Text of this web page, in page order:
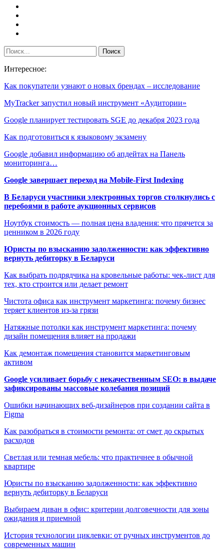
Интересное:
Как покупатели узнают о новых брендах – исследование
MyTracker запустил новый инструмент «Аудитории»
Google планирует тестировать SGE до декабря 2023 года
Как подготовиться к языковому экзамену
Google добавил информацию об апдейтах на Панель
мониторинга…
Google завершает переход на Mobile-First Indexing
В Беларуси участники электронных торгов столкнулись с
перебоями в работе аукционных сервисов
Ноутбук стоимость — полная цена владения: что прячется за
ценником в 2026 году
Юристы по взысканию задолженности: как эффективно
вернуть дебиторку в Беларуси
Как выбрать подрядчика на кровельные работы: чек-лист для
тех, кто строится или делает ремонт
Чистота офиса как инструмент маркетинга: почему бизнес
теряет клиентов из-за грязи
Натяжные потолки как инструмент маркетинга: почему
дизайн помещения влияет на продажи
Как демонтаж помещения становится маркетинговым
активом
Google усиливает борьбу с некачественным SEO: в выдаче
зафиксированы массовые колебания позиций
Ошибки начинающих веб-дизайнеров при создании сайта в
Figma
Как разобраться в стоимости ремонта: от смет до скрытых
расходов
Светлая или темная мебель: что практичнее в обычной
квартире
Юристы по взысканию задолженности: как эффективно
вернуть дебиторку в Беларуси
Выбираем диван в офис: критерии долговечности для зоны
ожидания и приемной
История технологии циклевки: от ручных инструментов до
современных машин